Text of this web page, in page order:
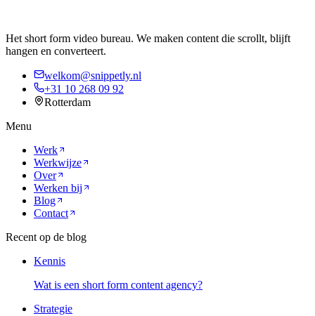
Het short form video bureau. We maken content die scrollt, blijft
hangen en converteert.
welkom@snippetly.nl
+31 10 268 09 92
Rotterdam
Menu
Werk
Werkwijze
Over
Werken bij
Blog
Contact
Recent op de blog
Kennis
Wat is een short form content agency?
Strategie